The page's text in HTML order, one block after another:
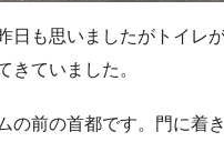
日も思いましたがトイレ
きていました。
前の首都です。門に着き